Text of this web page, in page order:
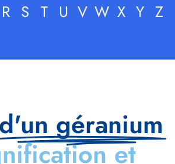
R S T U V W X Y Z
d'un géranium
et